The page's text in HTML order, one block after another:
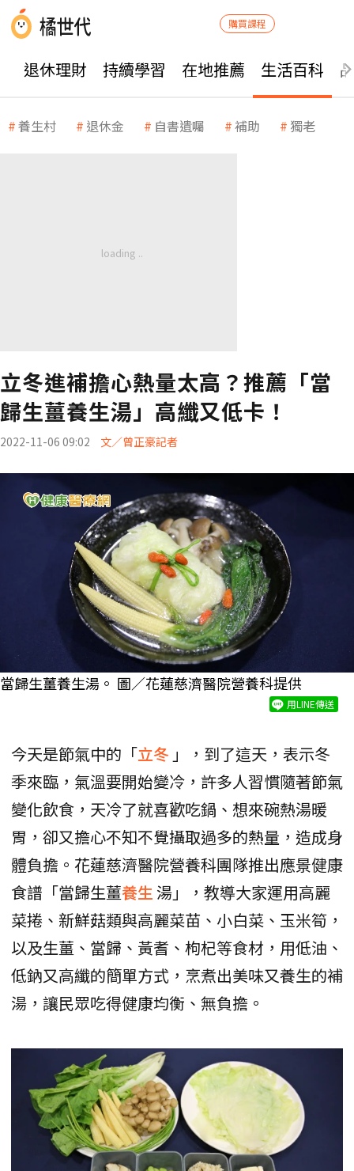
購買課程
退休理財 持續學習 在地推薦 生活百科
養生村 退休金 自書遺囑 補助 獨老
立冬進補擔心熱量太高？推薦「當
歸生薑養生湯」高纖又低卡！
2022-11-06 09:02 文／曾正豪記者
當歸生薑養生湯。 圖／花蓮慈濟醫院營養科提供
用LINE傳送
今天是節氣中的「立冬 」，到了這天，表示冬
季來臨，氣溫要開始變冷，許多人習慣隨著節氣
變化飲食，天冷了就喜歡吃鍋、想來碗熱湯暖
胃，卻又擔心不知不覺攝取過多的熱量，造成身
體負擔。花蓮慈濟醫院營養科團隊推出應景健康
食譜「當歸生薑養生 湯」，教導大家運用高麗
菜捲、新鮮菇類與高麗菜苗、小白菜、玉米筍，
以及生薑、當歸、黃耆、枸杞等食材，用低油、
低鈉又高纖的簡單方式，烹煮出美味又養生的補
湯，讓民眾吃得健康均衡、無負擔。